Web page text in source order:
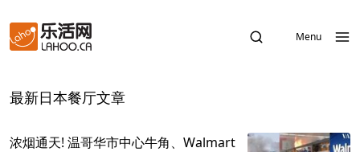
Menu
最新日本餐厅文章
浓烟通天! 温哥华市中心牛角、Walmart